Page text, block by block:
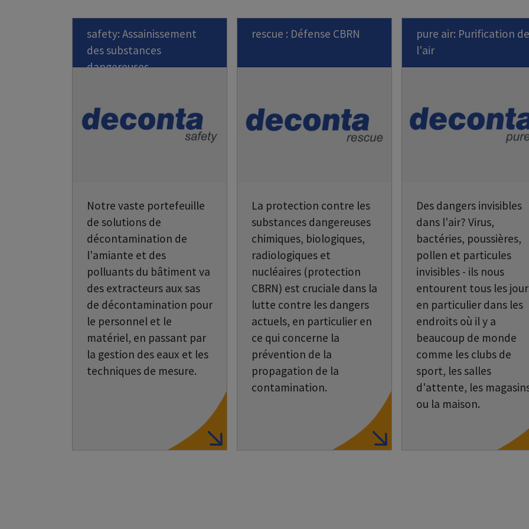
safety: Assainissement
des substances
dangereuses
Notre vaste portefeuille
de solutions de
décontamination de
l'amiante et des
polluants du bâtiment va
des extracteurs aux sas
de décontamination pour
le personnel et le
matériel, en passant par
la gestion des eaux et les
techniques de mesure.
rescue : Défense CBRN
La protection contre les
substances dangereuses
chimiques, biologiques,
radiologiques et
nucléaires (protection
CBRN) est cruciale dans la
lutte contre les dangers
actuels, en particulier en
ce qui concerne la
prévention de la
propagation de la
contamination.
pure air: Purification de
l'air
Des dangers invisibles
dans l'air? Virus,
bactéries, poussières,
pollen et particules
invisibles - ils nous
entourent tous les
en particulier dans les
endroits où il y a
beaucoup de monde
comme les clubs de
sport, les salles
d'attente, les
ou la maison.